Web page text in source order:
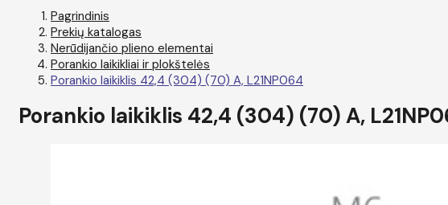
Pagrindinis
Prekių katalogas
Nerūdijančio plieno elementai
Porankio laikikliai ir plokštelės
Porankio laikiklis 42,4 (304) (70) A, L21NP064
Porankio laikiklis 42,4 (304) (70) A,